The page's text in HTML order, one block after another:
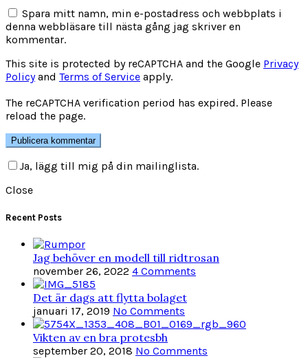
Spara mitt namn, min e-postadress och webbplats i
denna webbläsare till nästa gång jag skriver en
kommentar.
This site is protected by reCAPTCHA and the Google Privacy
Policyand Terms of Service apply.
The reCAPTCHA verification period has expired. Please
reload the page.
Ja, lägg till mig på din mailinglista.
Close
Recent Posts
Jag behöver en modell till ridtrosan
november 26, 2022 4 Comments
Det är dags att flytta bolaget
januari 17, 2019 No Comments
Vikten av en bra protesbh
september 20, 2018 No Comments